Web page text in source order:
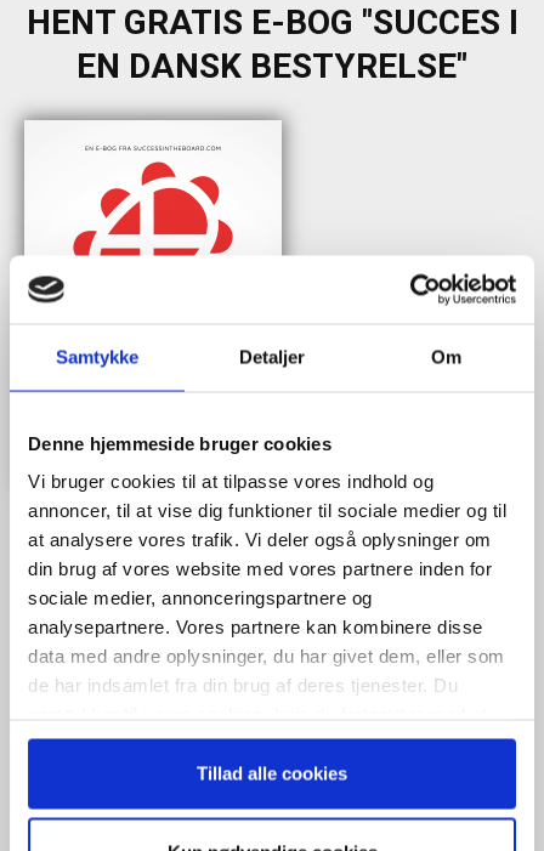
Samtykke Detaljer Om
Denne hjemmeside bruger cookies
Vi bruger cookies til at tilpasse vores indhold og
annoncer, til at vise dig funktioner til sociale medier og til
at analysere vores trafik. Vi deler også oplysninger om
din brug af vores website med vores partnere inden for
sociale medier, annonceringspartnere og
analysepartnere. Vores partnere kan kombinere disse
data med andre oplysninger, du har givet dem, eller som
de har indsamlet fra din brug af deres tjenester. Du
anvende vores hjemmeside.
Tillad alle cookies
HENT GRATIS E-BOG "SUCCES I
EN DANSK BESTYRELSE"
Når du trykker "modtag bogen" bliver du tilmeldt Bestyrelsesguidens
ugentlige nyhedsbrev samt markedsføring via mail.
Tilmeld
Modtag bogen direkte i din
mailboks